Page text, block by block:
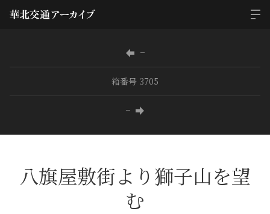
−
箱番号 3705
−
八旗屋敷街より獅子山を望
む